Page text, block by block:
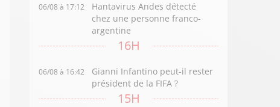
06/08 à 17:12
Hantavirus Andes détecté
chez une personne franco-
argentine
16H
06/08 à 16:42
Gianni Infantino peut-il rester
président de la FIFA ?
15H